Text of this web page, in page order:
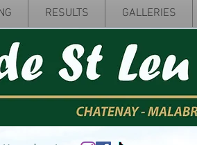
RESULTS GALLERIES